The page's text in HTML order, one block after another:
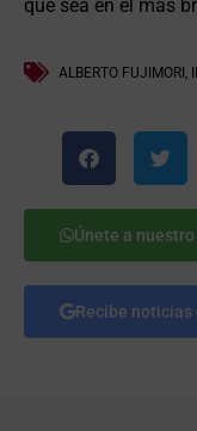
que sea en el más
ALBERTO FUJIMORI,
Únete a
Recibe noticias